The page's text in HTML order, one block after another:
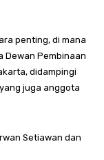
penting, di mana
Dewan Pembinaan
didampingi
juga anggota
Setiawan dan